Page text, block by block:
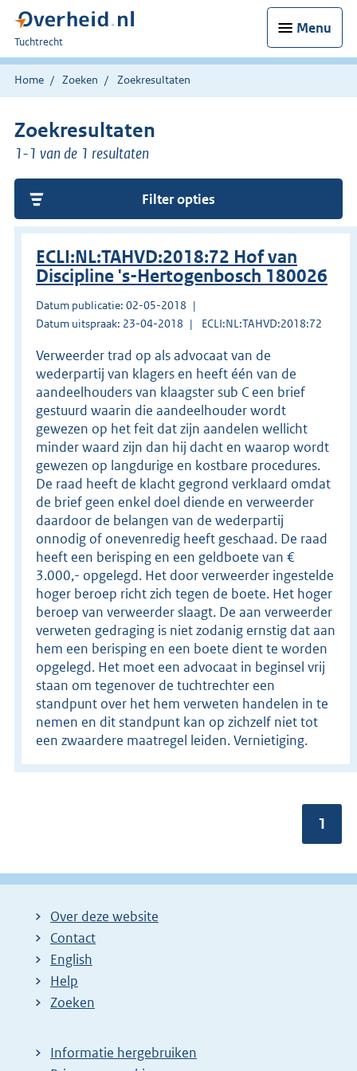
Menu
U
bent
hier:
Tuchtrecht
Home Zoeken Zoekresultaten
Zoekresultaten
1-1 van de 1 resultaten
Filter opties
ECLI:NL:TAHVD:2018:72 Hof van
Discipline 's-Hertogenbosch 180026
Datum publicatie: 02-05-2018
Datum uitspraak: 23-04-2018
ECLI:NL:TAHVD:2018:72
Verweerder trad op als advocaat van de
wederpartij van klagers en heeft één van de
aandeelhouders van klaagster sub C een brief
gestuurd waarin die aandeelhouder wordt
gewezen op het feit dat zijn aandelen wellicht
minder waard zijn dan hij dacht en waarop wordt
gewezen op langdurige en kostbare procedures.
De raad heeft de klacht gegrond verklaard omdat
de brief geen enkel doel diende en verweerder
daardoor de belangen van de wederpartij
onnodig of onevenredig heeft geschaad. De raad
heeft een berisping en een geldboete van €
3.000,- opgelegd. Het door verweerder ingestelde
hoger beroep richt zich tegen de boete. Het hoger
beroep van verweerder slaagt. De aan verweerder
verweten gedraging is niet zodanig ernstig dat aan
hem een berisping en een boete dient te worden
opgelegd. Het moet een advocaat in beginsel vrij
staan om tegenover de tuchtrechter een
standpunt over het hem verweten handelen in te
nemen en dit standpunt kan op zichzelf niet tot
een zwaardere maatregel leiden. Vernietiging.
1
Over deze website
Contact
English
Help
Zoeken
Informatie hergebruiken